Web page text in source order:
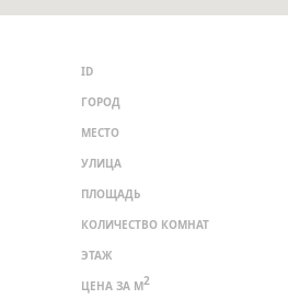
ID
ГОРОД
МЕСТО
УЛИЦА
ПЛОЩАДЬ
КОЛИЧЕСТВО КОМНАТ
ЭТАЖ
ЦЕНА ЗА M2